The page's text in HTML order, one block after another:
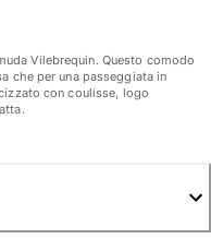
Vilebrequin. Questo comodo
che per una passeggiata in
con coulisse, logo